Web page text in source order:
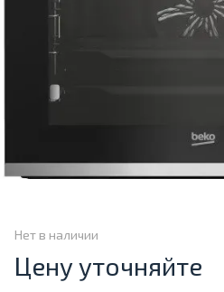
Нет в наличии
Цену уточняйте